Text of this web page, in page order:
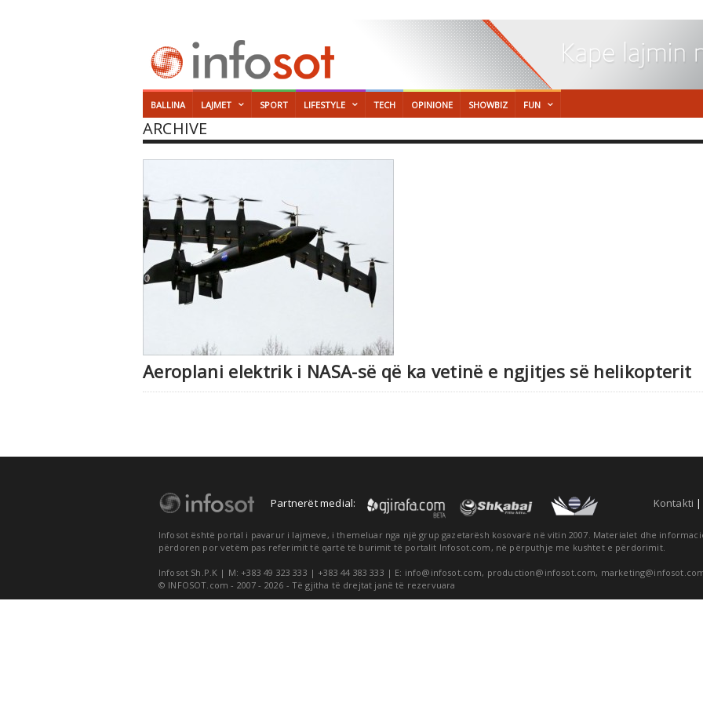
BALLINA LAJMET SPORT LIFESTYLE TECH OPINIONE SHOWBIZ FUN
ARCHIVE
Aeroplani elektrik i NASA-së që ka vetinë e ngjitjes së helikopterit
Partnerët medial: Kontakti
Infosot është portal i pavarur i lajmeve, i themeluar nga një grup gazetarësh kosovarë në vitin 2007. Materialet dhe
përdoren por vetëm pas referimit të qartë të burimit të portalit Infosot.com, në përputhje me kushtet e përdorimit.
Infosot Sh.P.K | M: +383 49 323 333 | +383 44 383 333 | E: info@infosot.com, production@infosot.com,
© INFOSOT.com - 2007 - 2026 - Të gjitha të drejtat janë të rezervuara